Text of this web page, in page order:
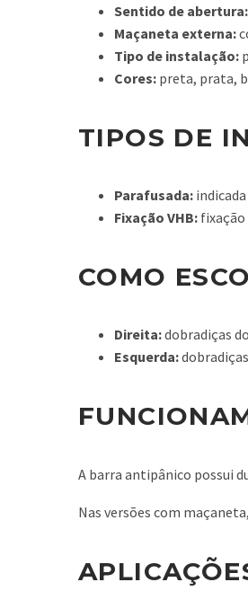
Sentido de abertura:
Maçaneta externa:
Tipo de instalação:
Cores: preta, prata,
TIPOS DE
Parafusada:
Fixação VHB:
COMO
Direita:dobradiças
Esquerda:
A barra antipânico possui
Nas versões com